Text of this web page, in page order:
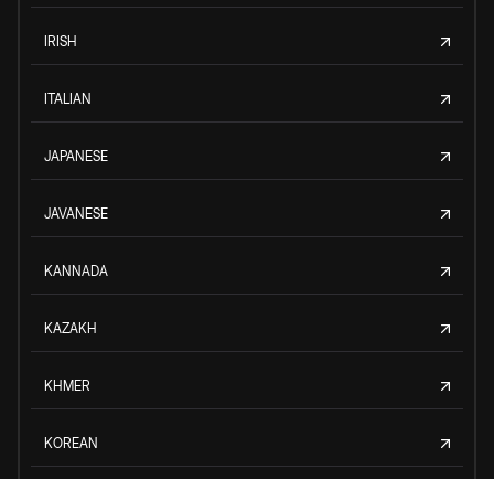
IRISH
ITALIAN
JAPANESE
JAVANESE
KANNADA
KAZAKH
KHMER
KOREAN